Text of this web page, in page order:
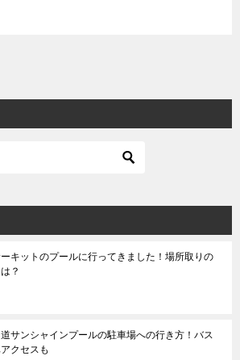
キットのプールに行ってきました！場所取りの
？
サンシャインプールの駐車場への行き方！バス
クセスも